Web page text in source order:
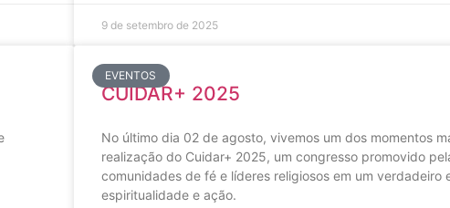
9 de setembro de 2025
EVENTOS
CUIDAR+ 2025
No último dia 02 de agosto, vivemos um dos momentos
realização do Cuidar+ 2025, um congresso promovido
comunidades de fé e líderes religiosos em um verdadeiro
espiritualidade e ação.